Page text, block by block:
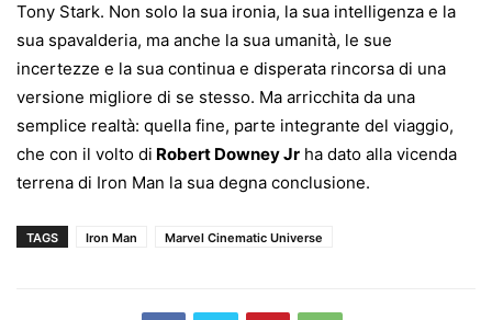
Tony Stark. Non solo la sua ironia, la sua intelligenza e la
sua spavalderia, ma anche la sua umanità, le sue
incertezze e la sua continua e disperata rincorsa di una
versione migliore di se stesso. Ma arricchita da una
semplice realtà: quella fine, parte integrante del viaggio,
che con il volto di Robert Downey Jr ha dato alla vicenda
terrena di Iron Man la sua degna conclusione.
TAGS Iron Man Marvel Cinematic Universe